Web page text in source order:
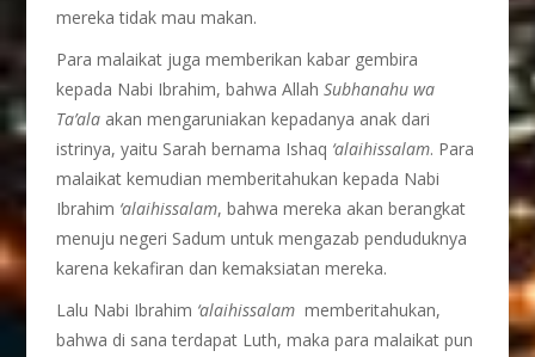
mereka tidak mau makan.
Para malaikat juga memberikan kabar gembira
kepada Nabi Ibrahim, bahwa AllahSubhanahu wa
Ta’ala akan mengaruniakan kepadanya anak dari
istrinya, yaitu Sarah bernama Ishaq ‘alaihissalam. Para
malaikat kemudian memberitahukan kepada Nabi
Ibrahim ‘alaihissalam, bahwa mereka akan berangkat
menuju negeri Sadum untuk mengazab penduduknya
karena kekafiran dan kemaksiatan mereka.
Lalu Nabi Ibrahim ‘alaihissalam memberitahukan,
bahwa di sana terdapat Luth, maka para malaikat pun